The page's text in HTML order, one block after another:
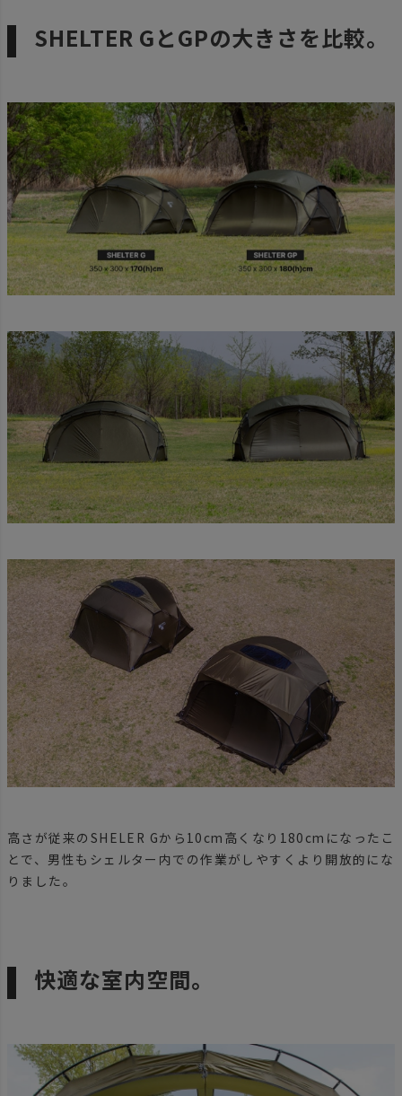
SHELTER GとGPの大きさを比較。
高さが従来のSHELER Gから10cm高くなり180cmになったこ
とで、男性もシェルター内での作業がしやすくより開放的にな
りました。
快適な室内空間。